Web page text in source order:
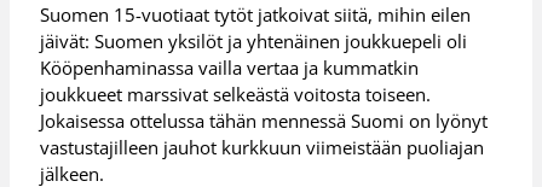
Suomen 15-vuotiaat tytöt jatkoivat siitä, mihin eilen
jäivät: Suomen yksilöt ja yhtenäinen joukkuepeli oli
Kööpenhaminassa vailla vertaa ja kummatkin
joukkueet marssivat selkeästä voitosta toiseen.
Jokaisessa ottelussa tähän mennessä Suomi on lyönyt
vastustajilleen jauhot kurkkuun viimeistään puoliajan
jälkeen.